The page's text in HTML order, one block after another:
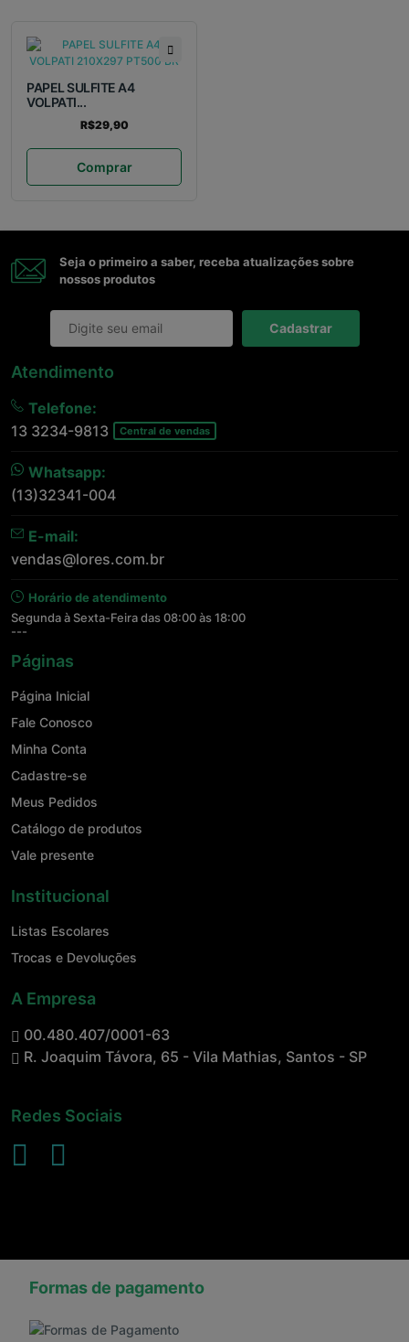
PAPEL SULFITE A4
VOLPATI...
R$29,90
Comprar
Seja o primeiro a saber, receba atualizações sobre
nossos produtos
Cadastrar
Atendimento
Telefone:
13 3234-9813
Central de vendas
Whatsapp:
(13)32341-004
E-mail:
vendas@lores.com.br
Horário de atendimento
Segunda à Sexta-Feira das 08:00 às 18:00
---
Páginas
Página Inicial
Fale Conosco
Minha Conta
Cadastre-se
Meus Pedidos
Catálogo de produtos
Vale presente
Institucional
Listas Escolares
Trocas e Devoluções
A Empresa
00.480.407/0001-63
R. Joaquim Távora, 65 - Vila Mathias, Santos - SP
Redes Sociais
Formas de pagamento